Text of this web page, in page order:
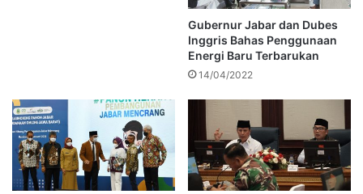
Gubernur Jabar dan Dubes
Inggris Bahas Penggunaan
Energi Baru Terbarukan
14/04/2022